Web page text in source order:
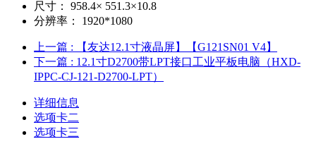
尺寸：
958.4× 551.3×10.8
分辨率：
1920*1080
上一篇 : 【友达12.1寸液晶屏】【G121SN01 V4】
下一篇 : 12.1寸D2700带LPT接口工业平板电脑（HXD-
IPPC-CJ-121-D2700-LPT）
详细信息
选项卡二
选项卡三